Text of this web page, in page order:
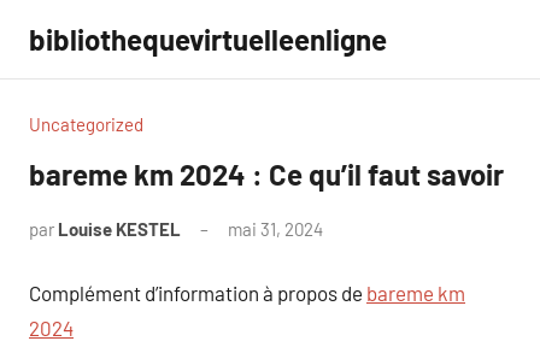
contenu
bibliothequevirtuelleenligne
Uncategorized
bareme km 2024 : Ce qu’il faut savoir
par Louise KESTEL mai 31, 2024
Complément d’information à propos de bareme km
2024